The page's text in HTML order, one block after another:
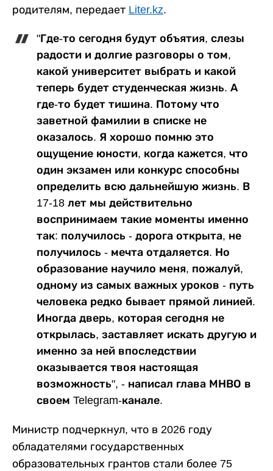
родителям, передает Liter.kz.
"Где-то сегодня будут объятия, слезы
радости и долгие разговоры о том,
какой университет выбрать и какой
теперь будет студенческая жизнь. А
где-то будет тишина. Потому что
заветной фамилии в списке не
оказалось. Я хорошо помню это
ощущение юности, когда кажется, что
один экзамен или конкурс способны
определить всю дальнейшую жизнь. В
17-18 лет мы действительно
воспринимаем такие моменты именно
так: получилось - дорога открыта, не
получилось - мечта отдаляется. Но
образование научило меня, пожалуй,
одному из самых важных уроков - путь
человека редко бывает прямой линией.
Иногда дверь, которая сегодня не
открылась, заставляет искать другую и
именно за ней впоследствии
оказывается твоя настоящая
возможность", - написал глава МНВО в
своем Telegram-канале.
Министр подчеркнул, что в 2026 году
обладателями государственных
образовательных грантов стали более 75